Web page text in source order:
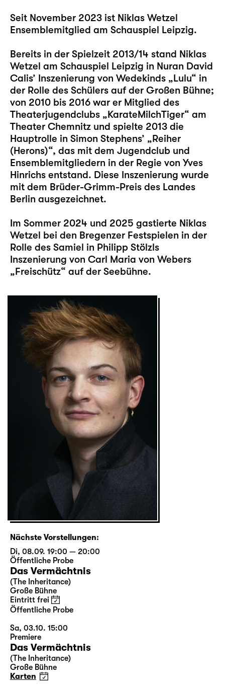
Seit November 2023 ist Niklas Wetzel
Ensemblemitglied am Schauspiel Leipzig.
Bereits in der Spielzeit 2013/14 stand Niklas
Wetzel am Schauspiel Leipzig in Nuran David
Calis’ Inszenierung von Wedekinds „Lulu“ in
der Rolle des Schülers auf der Großen Bühne;
von 2010 bis 2016 war er Mitglied des
Theaterjugendclubs „KarateMilchTiger“ am
Theater Chemnitz und spielte 2013 die
Hauptrolle in Simon Stephens’ „Reiher
(Herons)“, das mit dem Jugendclub und
Ensemblemitgliedern in der Regie von Yves
Hinrichs entstand. Diese Inszenierung wurde
mit dem Brüder-Grimm-Preis des Landes
Berlin ausgezeichnet.
Im Sommer 2024 und 2025 gastierte Niklas
Wetzel bei den Bregenzer Festspielen in der
Rolle des Samiel in Philipp Stölzls
Inszenierung von Carl Maria von Webers
„Freischütz“ auf der Seebühne.
Nächste Vorstellungen:
Di, 08.09. 19:00 — 20:00
Öffentliche Probe
Das Vermächtnis
(The Inheritance)
Große Bühne
Eintritt frei
Öffentliche Probe
Sa, 03.10. 15:00
Premiere
Das Vermächtnis
(The Inheritance)
Große Bühne
Karten